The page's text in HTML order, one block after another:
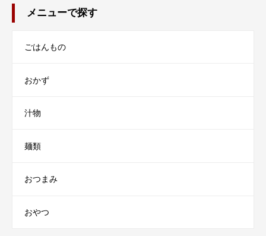
メニューで探す
ごはんもの
おかず
汁物
麺類
おつまみ
おやつ